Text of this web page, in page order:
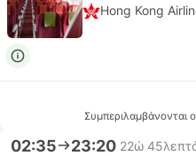
Hong Kong
Συμπεριλαμβάνονται
02:35 23:20 22ώ